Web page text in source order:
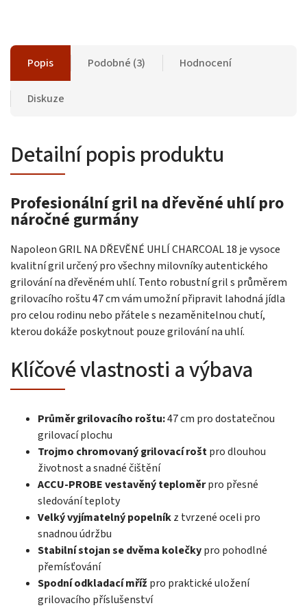
Popis Podobné (3) Hodnocení
Diskuze
Detailní popis produktu
Profesionální gril na dřevěné uhlí pro
náročné gurmány
Napoleon GRIL NA DŘEVĚNÉ UHLÍ CHARCOAL 18 je vysoce
kvalitní gril určený pro všechny milovníky autentického
grilování na dřevěném uhlí. Tento robustní gril s průměrem
grilovacího roštu 47 cm vám umožní připravit lahodná jídla
pro celou rodinu nebo přátele s nezaměnitelnou chutí,
kterou dokáže poskytnout pouze grilování na uhlí.
Klíčové vlastnosti a výbava
Průměr grilovacího roštu:47 cm pro dostatečnou
grilovací plochu
Trojmo chromovaný grilovací roštpro dlouhou
životnost a snadné čištění
ACCU-PROBE vestavěný teploměrpro přesné
sledování teploty
Velký vyjímatelný popelníkz tvrzené oceli pro
snadnou údržbu
Stabilní stojan se dvěma kolečkypro pohodlné
přemísťování
Spodní odkladací mříž pro praktické uložení
grilovacího příslušenství